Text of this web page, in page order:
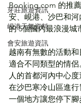
芽莊旅遊資訊
峴港天氣資料
會安旅遊資訊
Booking.com 的推
安、峴港、沙巴和
的 5個國內最浪漫城
越南有無數的活動和
適合不同類型的情
人的首都河內中心
在沙巴寒冷山區進
一個地方讓您停下腳